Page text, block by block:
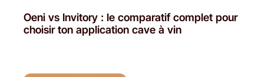
Oeni vs Invitory : le comparatif complet pour
choisir ton application cave à vin